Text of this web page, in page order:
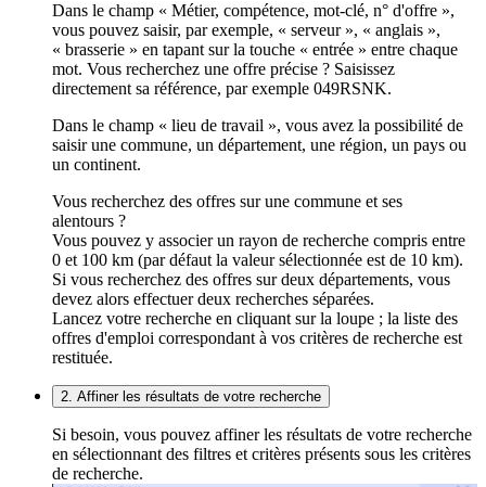
Dans le champ « Métier, compétence, mot-clé, n° d'offre »,
vous pouvez saisir, par exemple, « serveur », « anglais »,
« brasserie » en tapant sur la touche « entrée » entre chaque
mot. Vous recherchez une offre précise ? Saisissez
directement sa référence, par exemple 049RSNK.
Dans le champ « lieu de travail », vous avez la possibilité de
saisir une commune, un département, une région, un pays ou
un continent.
Vous recherchez des offres sur une commune et ses
alentours ?
Vous pouvez y associer un rayon de recherche compris entre
0 et 100 km (par défaut la valeur sélectionnée est de 10 km).
Si vous recherchez des offres sur deux départements, vous
devez alors effectuer deux recherches séparées.
Lancez votre recherche en cliquant sur la loupe ; la liste des
offres d'emploi correspondant à vos critères de recherche est
restituée.
2. Affiner les résultats de votre recherche
Si besoin, vous pouvez affiner les résultats de votre recherche
en sélectionnant des filtres et critères présents sous les critères
de recherche.